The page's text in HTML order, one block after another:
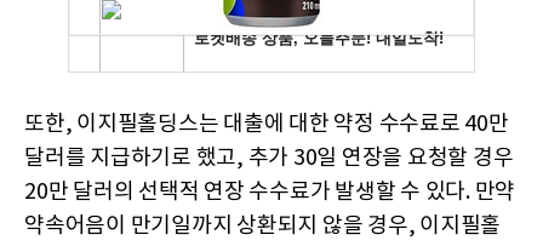
또한, 이지필홀딩스는 대출에 대한 약정 수수료로 40만
달러를 지급하기로 했고, 추가 30일 연장을 요청할 경우
20만 달러의 선택적 연장 수수료가 발생할 수 있다. 만약
약속어음이 만기일까지 상환되지 않을 경우, 이지필홀